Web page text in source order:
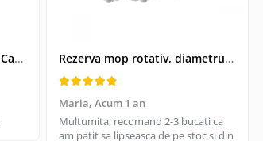
Kit USB Universal Maxell cu Cablu Retractabil si 4 Adaptoare, Husa Protectoare - Conectivitate pentru Dispozitive Vechi si Noi Rezerva mop rotativ, diametrul parte prindere 16 cm, microfibre cu lungime de 15 cm, alba
Maria, Acum 1 an
Multumita, recomand 2-3 bucati ca
am patit sa lipseasca de pe stoc si din